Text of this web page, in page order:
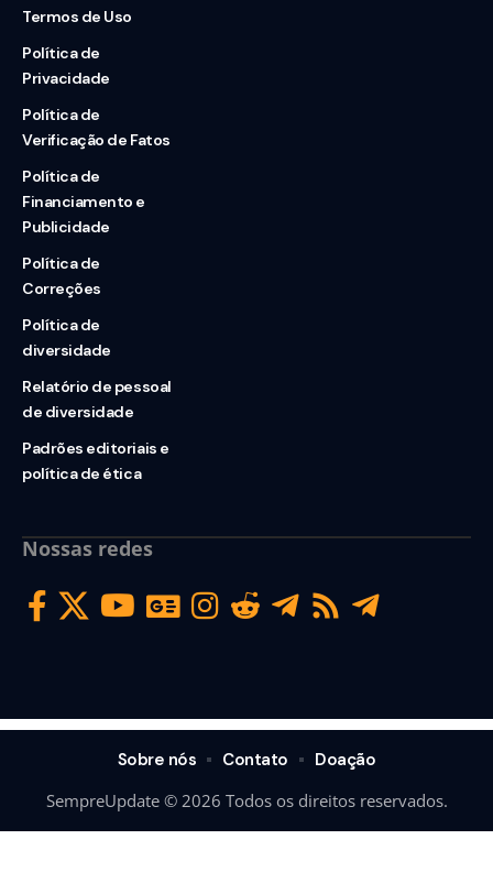
Termos de Uso
Política de
Privacidade
Política de
Verificação de Fatos
Política de
Financiamento e
Publicidade
Política de
Correções
Política de
diversidade
Relatório de pessoal
de diversidade
Padrões editoriais e
política de ética
Nossas redes
SempreUpdate © 2026 Todos os direitos reservados.
Sobre nós Contato Doação